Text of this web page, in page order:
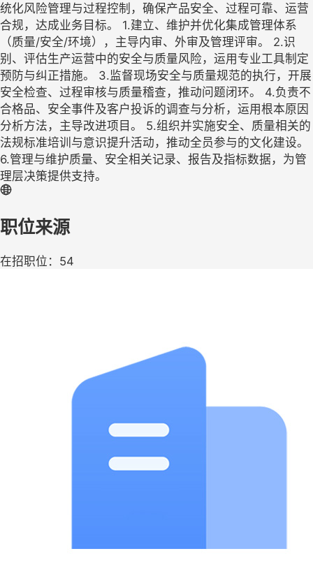
统化风险管理与过程控制，确保产品安全、过程可靠、运营
合规，达成业务目标。 1.建立、维护并优化集成管理体系
（质量/安全/环境），主导内审、外审及管理评审。 2.识
别、评估生产运营中的安全与质量风险，运用专业工具制定
预防与纠正措施。 3.监督现场安全与质量规范的执行，开展
安全检查、过程审核与质量稽查，推动问题闭环。 4.负责不
合格品、安全事件及客户投诉的调查与分析，运用根本原因
分析方法，主导改进项目。 5.组织并实施安全、质量相关的
法规标准培训与意识提升活动，推动全员参与的文化建设。
6.管理与维护质量、安全相关记录、报告及指标数据，为管
理层决策提供支持。
职位来源
在招职位：54